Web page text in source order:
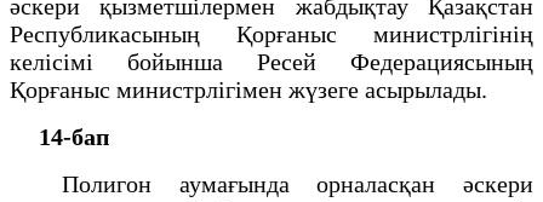
әскери қызметшілермен жабдықтау Қазақстан
Республикасының Қорғаныс министрлігінің
келісімі бойынша Ресей Федерациясының
Қорғаныс министрлігімен жүзеге асырылады.
14-бап
Полигон аумағында орналасқан әскери